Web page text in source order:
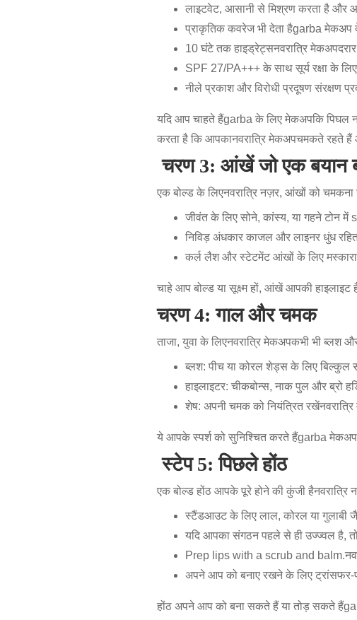
लाइटवेट, आसानी से मिश्रण करता है और
प्राकृतिक कवरेज भी देता हैgarba मेकअप
10 घंटे तक हाइड्रेट्सनवरात्रि मेकअप
SPF 27/PA+++ के साथ सूर्य रक्षा के
नीले प्रकाश और विरोधी प्रदूषण संरक्षण
यदि आप चाहते हैंgarba के लिए मेकअपकि पिघल
करता है कि आपकानवरात्रि मेकअपचमकते रहते
चरण 3: आंखें जो एक बयान
एक बोल्ड के लिएनवरात्रि नज़र, आंखों को चमकना
जीवंत के लिए सोने, कांस्य, या गहने टोन में
निविड़ अंधकार काजल और लाइनर धुंध
कर्ल लैश और स्टेटमेंट आंखों के लिए
चाहे आप बोल्ड या सूक्ष्म हों, आंखें आपकी हाइलाइट
चरण 4: गाल और चमक
ताजा, युवा के लिएनवरात्रि मेकअपकभी भी ब्लश
ब्लश: पीच या कोरल शेड्स के लिए बिल्कुल
हाइलाइटर: चीकबोन्स, नाक पुल और ब्रो
शेष: अपनी चमक को नियंत्रित रखें
ये आपके स्पर्श को सुनिश्चित करते हैंgarba मेकअप
स्टेप 5: पिछले होंठ
एक बोल्ड होंठ आपके पूरे होने की कुंजी हैनवरात्रि
स्टैंडआउट के लिए लाल, कोरल या गुलाबी
यदि आपका संगठन पहले से ही उज्ज्वल है,
Prep lips with a scrub and balm.
अपने आप को बनाए रखने के लिए ट्रांसफर-
होंठ अपने आप को बना सकते हैं या तोड़ सकते हैं